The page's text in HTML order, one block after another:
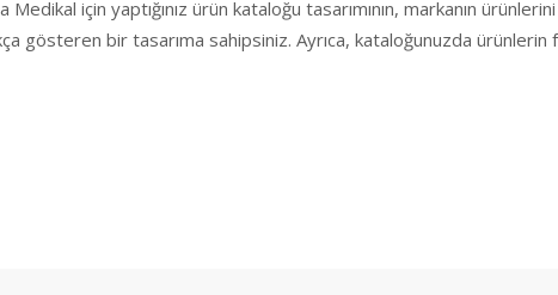
için yaptığınız ürün kataloğu tasarımının, markanın
gösteren bir tasarıma sahipsiniz. Ayrıca, kataloğunuzda ürünlerin